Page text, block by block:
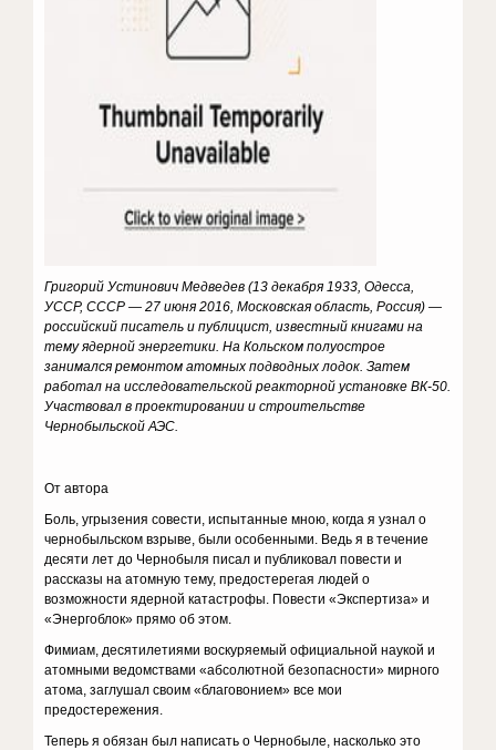
Григорий Устинович Медведев (13 декабря 1933, Одесса,
УССР, CCCP — 27 июня 2016, Московская область, Россия) —
российский писатель и публицист, известный книгами на
тему ядерной энергетики. На Кольском полуострое
занимался ремонтом атомных подводных лодок. Затем
работал на исследовательской реакторной установке ВК-50.
Участвовал в проектировании и строительстве
Чернобыльской АЭС.
От автора
Боль, угрызения совести, испытанные мною, когда я узнал о
чернобыльском взрыве, были особенными. Ведь я в течение
десяти лет до Чернобыля писал и публиковал повести и
рассказы на атомную тему, предостерегая людей о
возможности ядерной катастрофы. Повести «Экспертиза» и
«Энергоблок» прямо об этом.
Фимиам, десятилетиями воскуряемый официальной наукой и
атомными ведомствами «абсолютной безопасности» мирного
атома, заглушал своим «благовонием» все мои
предостережения.
Теперь я обязан был написать о Чернобыле, насколько это